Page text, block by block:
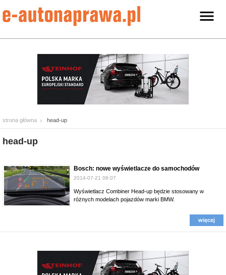
strona główna head-up
head-up
Bosch: nowe wyświetlacze do samochodów
2014-07-21 08:07
Wyświetlacz Combiner Head-up będzie stosowany w
różnych modelach pojazdów marki BMW.
więcej